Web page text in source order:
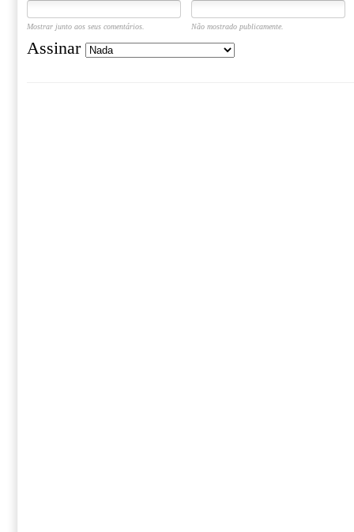
Mostrar junto aos seus comentários. Não mostrado publicamente.
Assinar